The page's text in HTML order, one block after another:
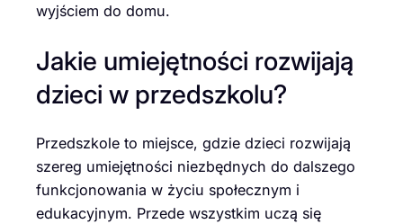
wyjściem do domu.
Jakie umiejętności rozwijają
dzieci w przedszkolu?
Przedszkole to miejsce, gdzie dzieci rozwijają
szereg umiejętności niezbędnych do dalszego
funkcjonowania w życiu społecznym i
edukacyjnym. Przede wszystkim uczą się